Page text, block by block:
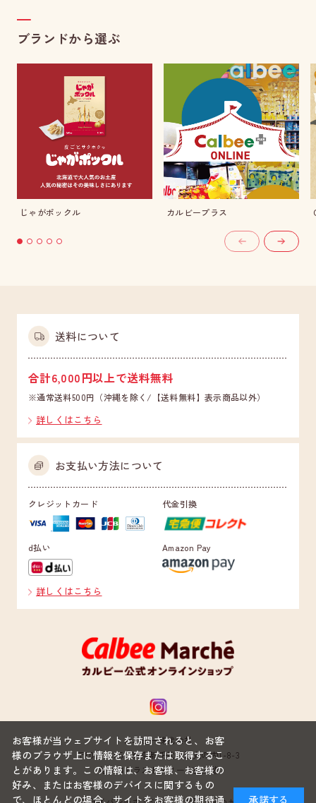
ブランドから選ぶ
じゃがポックル カルビープラス
送料について
合計6,000円以上で送料無料
※通常送料500円（沖縄を除く/【送料無料】表示商品以外）
詳しくはこちら
お支払い方法について
クレジットカード 代金引換
d払い Amazon Pay
詳しくはこちら
カルビー株式会社
〒100-0005 東京都千代田区丸の内1-8-3
丸の内トラストタワー本館22階
お客様が当ウェブサイトを訪問されると、お客
様のブラウザ上に情報を保存または取得するこ
とがあります。この情報は、お客様、お客様の
好み、またはお客様のデバイスに関するもの
で、ほとんどの場合、サイトをお客様の期待通
承諾する